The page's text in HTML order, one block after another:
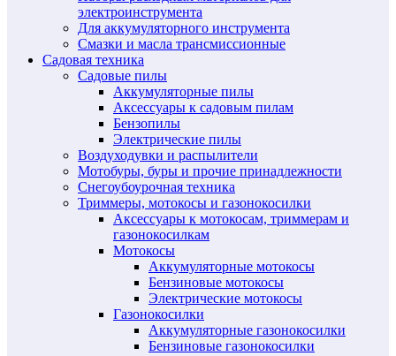
электроинструмента
Для аккумуляторного инструмента
Смазки и масла трансмиссионные
Садовая техника
Садовые пилы
Аккумуляторные пилы
Аксессуары к садовым пилам
Бензопилы
Электрические пилы
Воздуходувки и распылители
Мотобуры, буры и прочие принадлежности
Снегоубоурочная техника
Триммеры, мотокосы и газонокосилки
Аксессуары к мотокосам, триммерам и
газонокосилкам
Мотокосы
Аккумуляторные мотокосы
Бензиновые мотокосы
Электрические мотокосы
Газонокосилки
Аккумуляторные газонокосилки
Бензиновые газонокосилки